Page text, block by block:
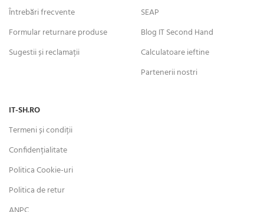
Întrebări frecvente
Formular returnare produse
Sugestii și reclamații
SEAP
Blog IT Second Hand
Calculatoare ieftine
Partenerii nostri
IT-SH.RO
Termeni și condiții
Confidențialitate
Politica Cookie-uri
Politica de retur